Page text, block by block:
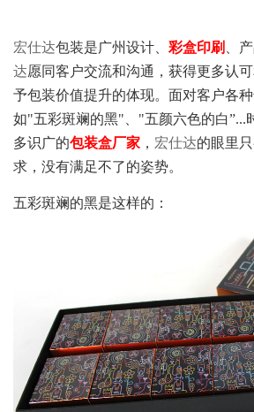
宏仕达包装是广州设计、 彩盒印刷 、
达愿同客户交流和沟通，获得更多认
予包装价值提升的体现。面对客户各
如"五彩斑斓的黑"、"五颜六色的白”...
多识广的包装盒厂家 ， 宏仕达的眼里
求，没有满足不了的姿势。
五彩斑斓的黑是这样的：